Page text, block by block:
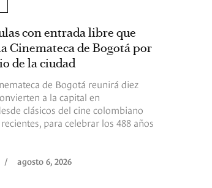
con entrada libre que
Cinemateca de Bogotá por
de la ciudad
de Bogotá reunirá diez
a la capital en
clásicos del cine colombiano
para celebrar los 488 años
/ agosto 6, 2026